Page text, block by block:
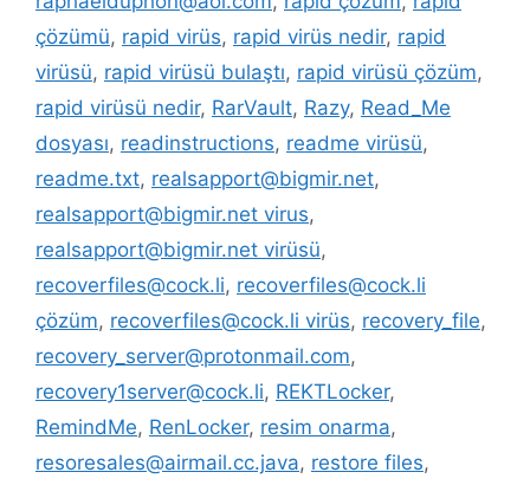
çözümü, rapid virüs, rapid virüs nedir, rapid
virüsü, rapid virüsü bulaştı, rapid virüsü çözüm,
rapid virüsü nedir, RarVault, Razy, Read_Me
dosyası, readinstructions, readme virüsü,
readme.txt, realsapport@bigmir.net,
realsapport@bigmir.net virus,
realsapport@bigmir.net virüsü,
recoverfiles@cock.li, recoverfiles@cock.li
çözüm, recoverfiles@cock.li virüs, recovery_file,
recovery_server@protonmail.com,
recovery1server@cock.li, REKTLocker,
RemindMe, RenLocker, resim onarma,
resoresales@airmail.cc.java, restore files,